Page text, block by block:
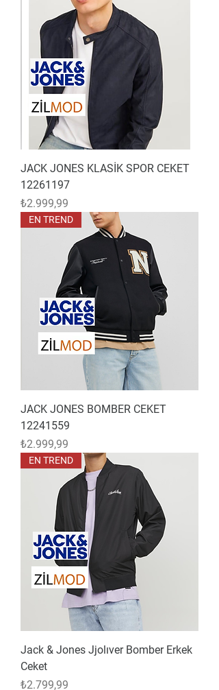
JACK JONES KLASİK SPOR CEKET
12261197
Fiyat
₺2.999,99
EN TREND
JACK JONES BOMBER CEKET
12241559
Fiyat
₺2.999,99
EN TREND
Jack & Jones Jjolıver Bomber Erkek
Ceket
Fiyat
₺2.799,99